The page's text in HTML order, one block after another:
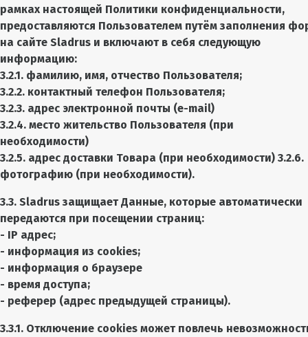
рамках настоящей Политики конфиденциальности,
предоставляются Пользователем путём заполнения
на сайте Sladrus и включают в себя следующую
информацию:
3.2.1. фамилию, имя, отчество Пользователя;
3.2.2. контактный телефон Пользователя;
3.2.3. адрес электронной почты (e-mail)
3.2.4. место жительство Пользователя (при
необходимости)
3.2.5. адрес доставки Товара (при необходимости) 3.2.6.
фотографию (при необходимости).
3.3. Sladrus защищает Данные, которые автоматически
передаются при посещении страниц:
- IP адрес;
- информация из cookies;
- информация о браузере
- время доступа;
- реферер (адрес предыдущей страницы).
3.3.1. Отключение cookies может повлечь